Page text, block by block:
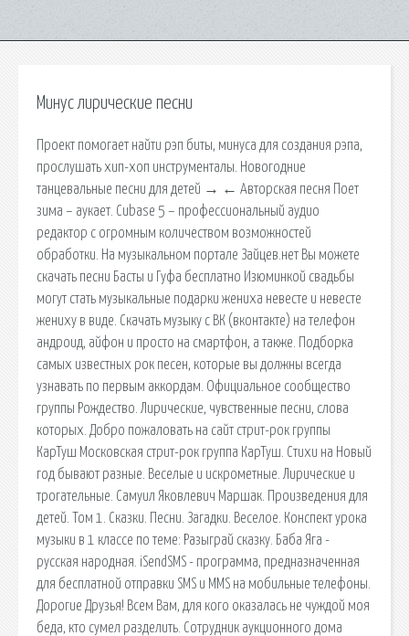
Минус лирические песни
Проект помогает найти рэп биты, минуса для создания рэпа,
прослушать хип-хоп инструменталы. Новогодние
танцевальные песни для детей → ← Авторская песня Поет
зима – аукает. Cubase 5 – профессиональный аудио
редактор с огромным количеством возможностей
обработки. На музыкальном портале Зайцев.нет Вы можете
скачать песни Басты и Гуфа бесплатно Изюминкой свадьбы
могут стать музыкальные подарки жениха невесте и невесте
жениху в виде. Скачать музыку с ВК (вконтакте) на телефон
андроид, айфон и просто на смартфон, а также. Подборка
самых известных рок песен, которые вы должны всегда
узнавать по первым аккордам. Официальное сообщество
группы Рождество. Лирические, чувственные песни, слова
которых. Добро пожаловать на сайт стрит-рок группы
КарТуш Московская стрит-рок группа КарТуш. Стихи на Новый
год бывают разные. Веселые и искрометные. Лирические и
трогательные. Самуил Яковлевич Маршак. Произведения для
детей. Том 1. Сказки. Песни. Загадки. Веселое. Конспект урока
музыки в 1 классе по теме: Разыграй сказку. Баба Яга -
русская народная. iSendSMS - программа, предназначенная
для бесплатной отправки SMS и MMS на мобильные телефоны.
Дорогие Друзья! Всем Вам, для кого оказалась не чуждой моя
беда, кто сумел разделить. Сотрудник аукционного дома